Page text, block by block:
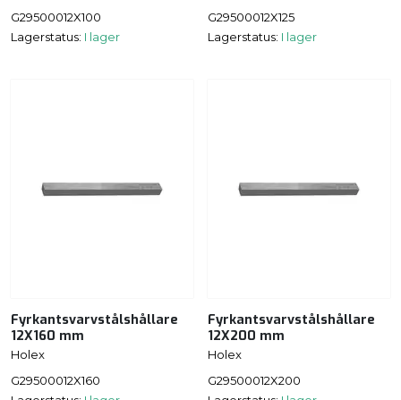
G29500012X100
Lagerstatus: I lager
G29500012X125
Lagerstatus: I lager
Fyrkantsvarvstålshållare
12X160 mm
Holex
G29500012X160
Fyrkantsvarvstålshållare
12X200 mm
Holex
G29500012X200